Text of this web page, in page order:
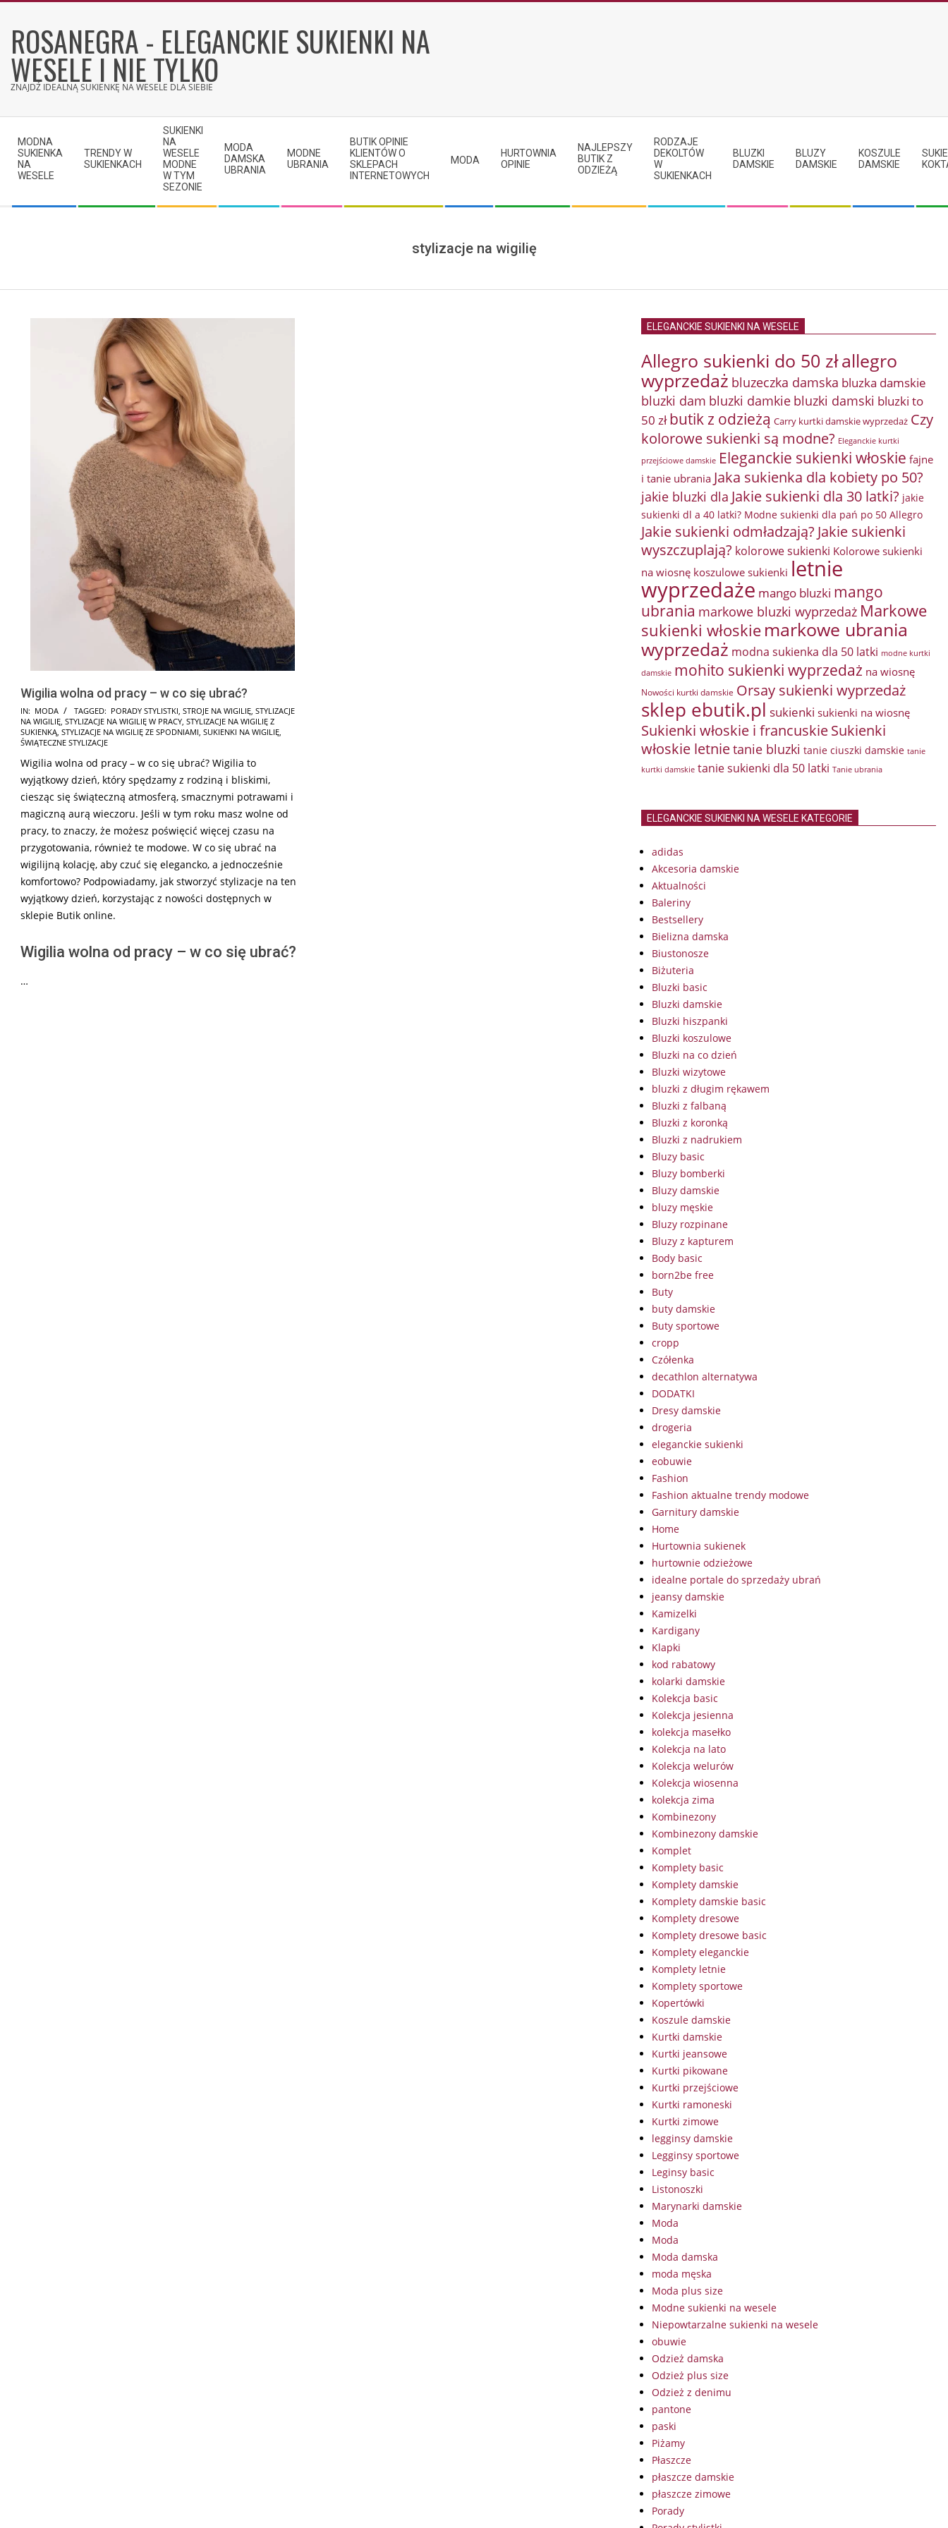
contentROSANEGRA - ELEGANCKIE SUKIENKI NA
WESELE I NIE TYLKO
ZNAJDŹ IDEALNĄ SUKIENKĘ NA WESELE DLA SIEBIE
Navigation
Menu
MODNA
SUKIENKA
NA
WESELE
TRENDY W
SUKIENKACH
SUKIENKI
NA
WESELE
MODNE
W TYM
SEZONIE
MODA
DAMSKA
UBRANIA
MODNE
UBRANIA
BUTIK OPINIE
KLIENTÓW O
SKLEPACH
INTERNETOWYCH
MODA
HURTOWNIA
OPINIE
NAJLEPSZY
BUTIK Z
ODZIEŻĄ
RODZAJE
DEKOLTÓW
W
SUKIENKACH
BLUZKI
DAMSKIE
BLUZY
DAMSKIE
KOSZULE
DAMSKIE
stylizacje na wigilię
Wigilia wolna od pracy – w co się ubrać?
2024-
10-
25
IN: MODA TAGGED: PORADY STYLISTKI, STROJE NA WIGILIĘ, STYLIZACJE
NA WIGILIĘ, STYLIZACJE NA WIGILIĘ W PRACY, STYLIZACJE NA WIGILIĘ Z
SUKIENKĄ, STYLIZACJE NA WIGILIĘ ZE SPODNIAMI, SUKIENKI NA WIGILIĘ,
ŚWIĄTECZNE STYLIZACJE
Wigilia wolna od pracy – w co się ubrać? Wigilia to
wyjątkowy dzień, który spędzamy z rodziną i bliskimi,
ciesząc się świąteczną atmosferą, smacznymi potrawami i
magiczną aurą wieczoru. Jeśli w tym roku masz wolne od
pracy, to znaczy, że możesz poświęcić więcej czasu na
przygotowania, również te modowe. W co się ubrać na
wigilijną kolację, aby czuć się elegancko, a jednocześnie
komfortowo? Podpowiadamy, jak stworzyć stylizacje na ten
wyjątkowy dzień, korzystając z nowości dostępnych w
sklepie Butik online.
Wigilia wolna od pracy – w co się ubrać?
…
ELEGANCKIE SUKIENKI NA WESELE
Allegro sukienki do 50 złallegro
wyprzedaż bluzeczka damska bluzka damskie
bluzki dam bluzki damkie bluzki damski bluzki to
50 zł butik z odzieżą Carry kurtki damskie wyprzedaż Czy
kolorowe sukienki są modne? Eleganckie kurtki
przejściowe damskie Eleganckie sukienki włoskie fajne
i tanie ubrania Jaka sukienka dla kobiety po 50?
jakie bluzki dla Jakie sukienki dla 30 latki? jakie
sukienki dl a 40 latki? Modne sukienki dla pań po 50 Allegro
Jakie sukienki odmładzają? Jakie sukienki
wyszczuplają? kolorowe sukienki Kolorowe sukienki
na wiosnę koszulowe sukienki letnie
wyprzedaże mango bluzki mango
ubrania markowe bluzki wyprzedaż Markowe
sukienki włoskie markowe ubrania
wyprzedaż modna sukienka dla 50 latki modne kurtki
damskie mohito sukienki wyprzedaż na wiosnę
Nowości kurtki damskie Orsay sukienki wyprzedaż
sklep ebutik.pl sukienki sukienki na wiosnę
Sukienki włoskie i francuskieSukienki
włoskie letnietanie bluzki tanie ciuszki damskie tanie
kurtki damskie tanie sukienki dla 50 latki Tanie ubrania
ELEGANCKIE SUKIENKI NA WESELE KATEGORIE
adidas
Akcesoria damskie
Aktualności
Baleriny
Bestsellery
Bielizna damska
Biustonosze
Biżuteria
Bluzki basic
Bluzki damskie
Bluzki hiszpanki
Bluzki koszulowe
Bluzki na co dzień
Bluzki wizytowe
bluzki z długim rękawem
Bluzki z falbaną
Bluzki z koronką
Bluzki z nadrukiem
Bluzy basic
Bluzy bomberki
Bluzy damskie
bluzy męskie
Bluzy rozpinane
Bluzy z kapturem
Body basic
born2be free
Buty
buty damskie
Buty sportowe
cropp
Czółenka
decathlon alternatywa
DODATKI
Dresy damskie
drogeria
eleganckie sukienki
eobuwie
Fashion
Fashion aktualne trendy modowe
Garnitury damskie
Home
Hurtownia sukienek
hurtownie odzieżowe
idealne portale do sprzedaży ubrań
jeansy damskie
Kamizelki
Kardigany
Klapki
kod rabatowy
kolarki damskie
Kolekcja basic
Kolekcja jesienna
kolekcja masełko
Kolekcja na lato
Kolekcja welurów
Kolekcja wiosenna
kolekcja zima
Kombinezony
Kombinezony damskie
Komplet
Komplety basic
Komplety damskie
Komplety damskie basic
Komplety dresowe
Komplety dresowe basic
Komplety eleganckie
Komplety letnie
Komplety sportowe
Kopertówki
Koszule damskie
Kurtki damskie
Kurtki jeansowe
Kurtki pikowane
Kurtki przejściowe
Kurtki ramoneski
Kurtki zimowe
legginsy damskie
Legginsy sportowe
Leginsy basic
Listonoszki
Marynarki damskie
Moda
Moda
Moda damska
moda męska
Moda plus size
Modne sukienki na wesele
Niepowtarzalne sukienki na wesele
obuwie
Odzież damska
Odzież plus size
Odzież z denimu
pantone
paski
Piżamy
Płaszcze
płaszcze damskie
płaszcze zimowe
Porady